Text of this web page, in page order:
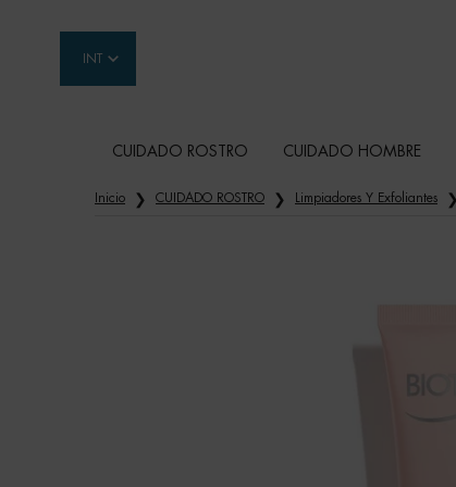
INT
CUIDADO ROSTRO CUIDADO HOMBRE
Contenido principal
Inicio CUIDADO ROSTRO Limpiadores Y Exfoliantes